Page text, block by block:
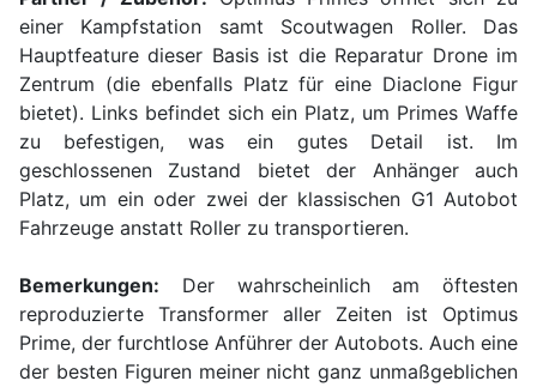
einer Kampfstation samt Scoutwagen Roller. Das
Hauptfeature dieser Basis ist die Reparatur Drone im
Zentrum (die ebenfalls Platz für eine Diaclone Figur
bietet). Links befindet sich ein Platz, um Primes Waffe
zu befestigen, was ein gutes Detail ist. Im
geschlossenen Zustand bietet der Anhänger auch
Platz, um ein oder zwei der klassischen G1 Autobot
Fahrzeuge anstatt Roller zu transportieren.
Bemerkungen: Der wahrscheinlich am öftesten
reproduzierte Transformer aller Zeiten ist Optimus
Prime, der furchtlose Anführer der Autobots. Auch eine
der besten Figuren meiner nicht ganz unmaßgeblichen